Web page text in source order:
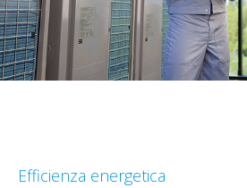
Efficienza energetica